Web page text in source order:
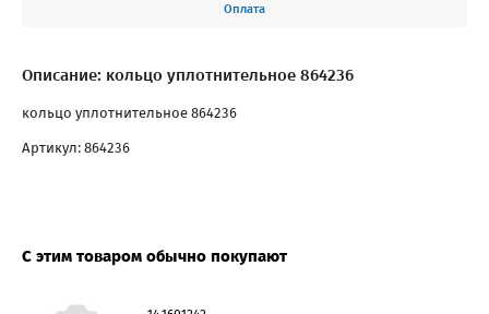
Оплата
Описание: кольцо уплотнительное 864236
кольцо уплотнительное 864236
Артикул: 864236
С этим товаром обычно покупают